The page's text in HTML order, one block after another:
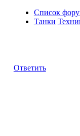
Список
Танки
Ответить